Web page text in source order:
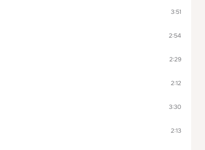
3:51
2:54
2:29
2:12
3:30
2:13